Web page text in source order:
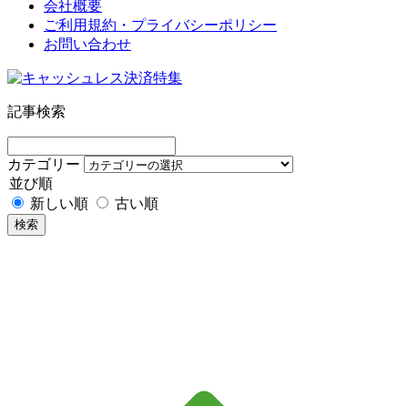
会社概要
ご利用規約・プライバシーポリシー
お問い合わせ
記事検索
カテゴリー
並び順
新しい順
古い順